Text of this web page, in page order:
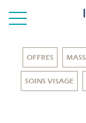
OFFRES
SOINS VISAGE